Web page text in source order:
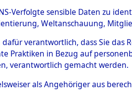
zu den
→0059
Verfolgte sensible Daten zu
Weltanschauung,
dafür verantwortlich, dass Sie
Praktiken in Bezug auf
verantwortlich gemacht werden.
als Angehöriger aus